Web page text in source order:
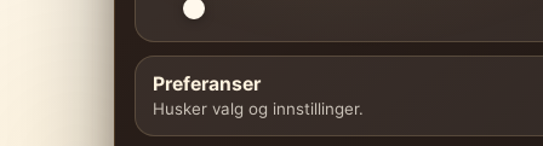
Preferanser
Husker valg og innstillinger.